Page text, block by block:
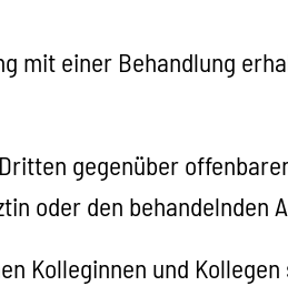
mit einer Behandlung
gegenüber
oder den behandelnden
und Kollegen